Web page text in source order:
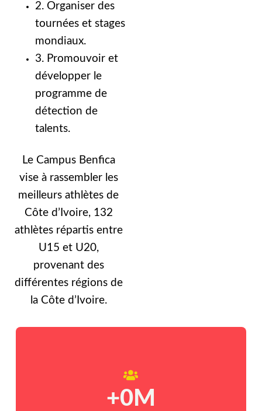
2. Organiser des
tournées et stages
mondiaux.
3. Promouvoir et
développer le
programme de
détection de
talents.
Le Campus Benfica
vise à rassembler les
meilleurs athlètes de
Côte d’Ivoire, 132
athlètes répartis entre
U15 et U20,
provenant des
différentes régions de
la Côte d’Ivoire.
+0 M